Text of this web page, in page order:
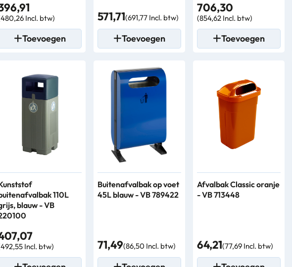
Incl. btw)
Toevoegen
571,71(691,77 Incl. btw)
Toevoegen
706,30
(854,62 Incl. btw)
Toevoegen
110L
blauw - VB
Incl. btw)
Buitenafvalbak op voet
45L blauw - VB 789422
71,49(86,50 Incl. btw)
Afvalbak Classic oranje
- VB 713448
64,21(77,69 Incl. btw)